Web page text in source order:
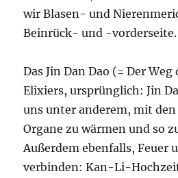
wir Blasen- und
Beinrück- und -vorderseite.
Das Jin Dan Dao (= Der Weg
Elixiers, ursprünglich: Jin
uns unter anderem, mit den
Organe zu wärmen und so
Außerdem ebenfalls, Feuer
verbinden: Kan-Li-